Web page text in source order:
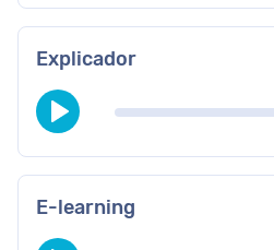
Explicador
E-learning